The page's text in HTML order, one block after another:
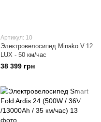
Артикул: 10
Электровелосипед Minako V.12
LUX - 50 км/час
38 399 грн